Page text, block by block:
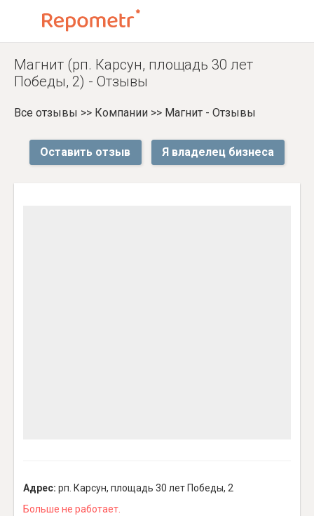
Магнит (рп. Карсун, площадь 30 лет
Победы, 2) - Отзывы
Все отзывы >> Компании >> Магнит - Отзывы
Оставить отзыв Я владелец бизнеса
Адрес: рп. Карсун, площадь 30 лет Победы, 2
Больше не работает.